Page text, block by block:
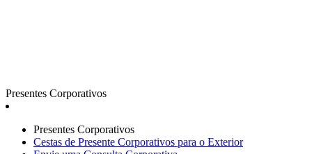
Presentes Corporativos
Presentes Corporativos
Cestas de Presente Corporativos para o Exterior